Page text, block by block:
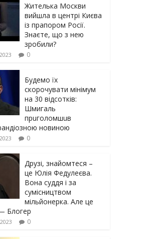
Жителька Москви
вийшла в центрі Києва
із прапором Росії.
Знаєте, що з нею
зробили?
0
Будемо їх
скорочувати мінімум
на 30 відсотків:
Шмигаль
прuголомшuв
новиною
0
Друзі, знайомтеся –
це Юлія Федулеєва.
Вона суддя і за
сумісництвом
мільйонерка. Але це
Блогер
0